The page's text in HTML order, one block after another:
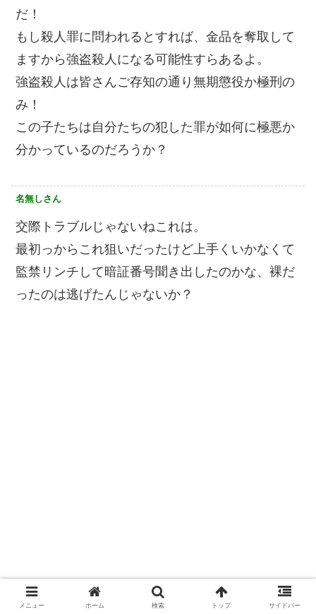
だ！
もし殺人罪に問われるとすれば、金品を奪取して
ますから強盗殺人になる可能性すらあるよ。
強盗殺人は皆さんご存知の通り無期懲役か極刑の
み！
この子たちは自分たちの犯した罪が如何に極悪か
分かっているのだろうか？
名無しさん
交際トラブルじゃないねこれは。
最初っからこれ狙いだったけど上手くいかなくて
監禁リンチして暗証番号聞き出したのかな、裸だ
ったのは逃げたんじゃないか？
メニュー ホーム 検索 トップ サイドバー